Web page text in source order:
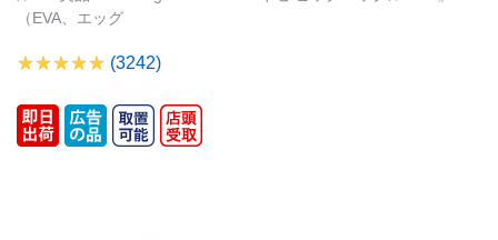
（EVA、エッグ
(3242)